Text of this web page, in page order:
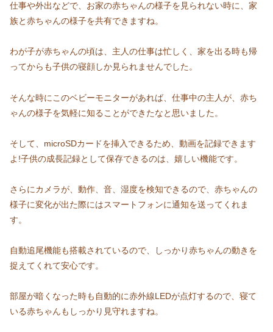
仕事や外出などで、お家の赤ちゃんの様子を見られない時に、家
族と赤ちゃんの様子を共有できますね。
わが子が赤ちゃんの頃は、主人の仕事は忙しく、家を出る時も帰
ってからも子供の寝顔しか見られませんでした。
そんな時にこのベビーモニターがあれば、仕事中の主人が、赤ち
ゃんの様子を気軽に知ることができたなと思いました。
そして、microSDカードを挿入できるため、動画を記録できます
よ!子供の成長記録として保存できるのは、嬉しい機能です。
さらにカメラが、動作、音、湿度を検知できるので、赤ちゃんの
様子に変化が出た際にはスマートフォンに通知を送ってくれま
す。
自動追尾機能も搭載されているので、しっかり赤ちゃんの動きを
捉えてくれて安心です。
部屋が暗くなった時も自動的に赤外線LEDが点灯するので、寝て
いる赤ちゃんもしっかり見守れますね。